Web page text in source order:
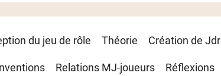
du jeu de rôle Théorie Création de Jdr
Relations MJ-joueurs Réflexions